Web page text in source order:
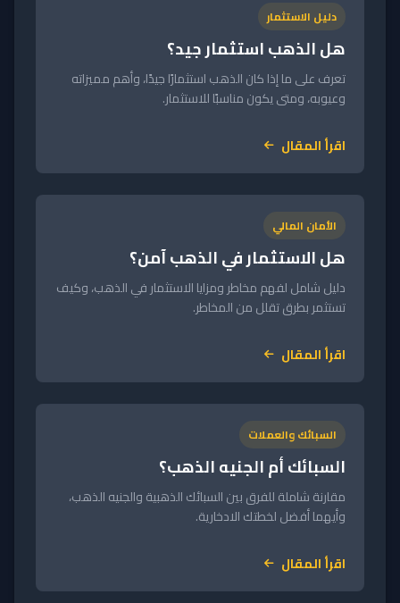
دليل الاستثمار
هل الذهب استثمار جيد؟
تعرف على ما إذا كان الذهب استثمارًا جيدًا، وأهم مميزاته
وعيوبه، ومتى يكون مناسبًا للاستثمار.
اقرأ المقال
الأمان المالي
هل الاستثمار في الذهب آمن؟
دليل شامل لفهم مخاطر ومزايا الاستثمار في الذهب، وكيف
تستثمر بطرق تقلل من المخاطر.
اقرأ المقال
السبائك والعملات
السبائك أم الجنيه الذهب؟
مقارنة شاملة للفرق بين السبائك الذهبية والجنيه الذهب،
وأيهما أفضل لخطتك الادخارية.
اقرأ المقال